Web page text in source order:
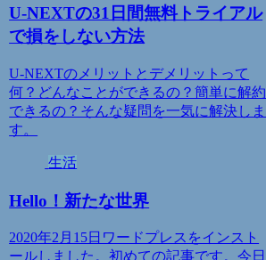
U-NEXTの31日間無料トライアル
で損をしない方法
U-NEXTのメリットとデメリットって
何？どんなことができるの？簡単に解約
できるの？そんな疑問を一気に解決しま
す。
生活
Hello！新たな世界
2020年2月15日ワードプレスをインスト
ールしました。初めての記事です。今日